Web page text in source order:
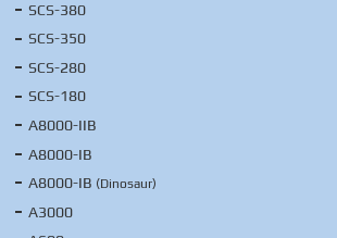
SCS-380
SCS-350
SCS-280
SCS-180
A8000-IIB
A8000-IB
A8000-IB (Dinosaur)
A3000